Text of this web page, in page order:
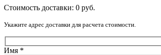
Стоимость доставки: 0 руб.
Укажите адрес доставки для расчета стоимости.
Имя *